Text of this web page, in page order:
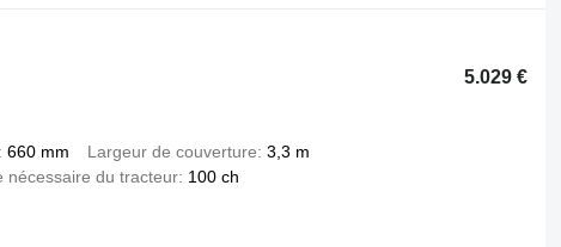
5.029 €
660 mm Largeur de couverture 3,3 m
nécessaire du tracteur 100 ch